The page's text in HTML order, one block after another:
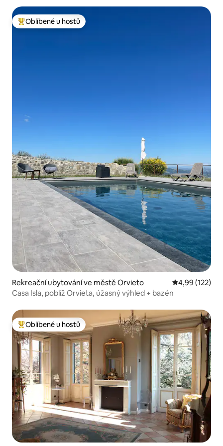
Nejlepší v kategorii Oblíbené u hostů
Oblíbené u hostů
Rekreační ubytování ve městě Orvieto Průměrné
4,99 (122)
Casa Isla, poblíž Orvieta, úžasný výhled + bazén
Nejlepší v kategorii Oblíbené u hostů
Oblíbené u hostů